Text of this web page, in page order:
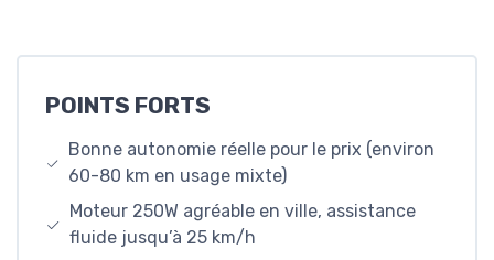
POINTS FORTS
Bonne autonomie réelle pour le prix (environ
60-80 km en usage mixte)
Moteur 250W agréable en ville, assistance
fluide jusqu’à 25 km/h